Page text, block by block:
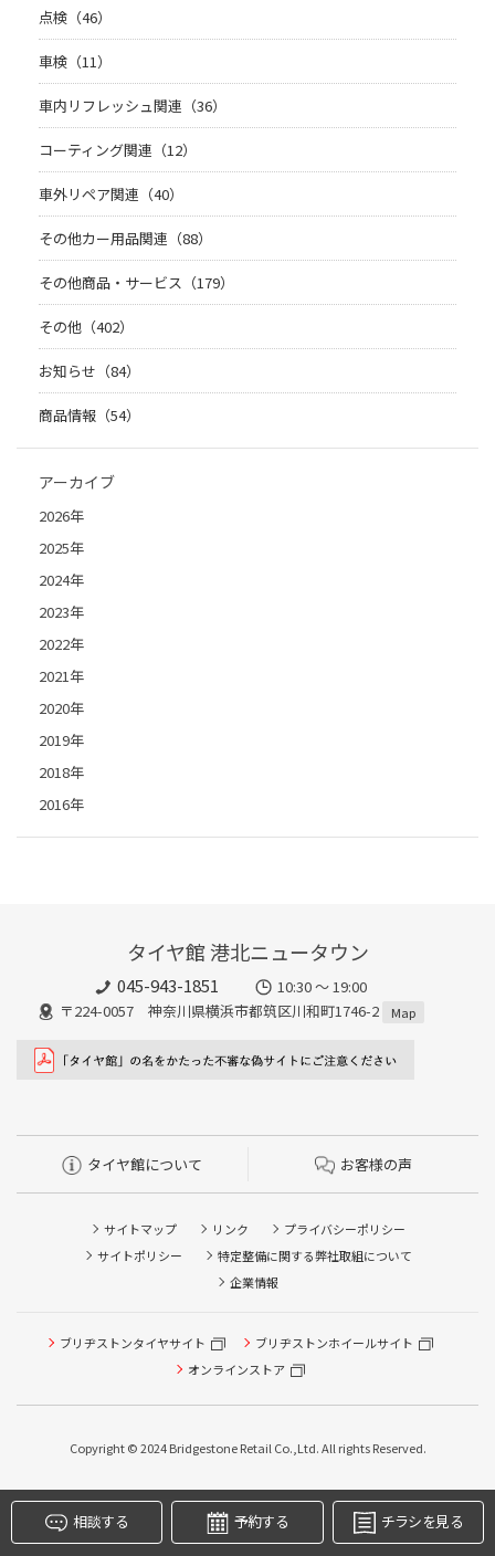
点検（46）
車検（11）
車内リフレッシュ関連（36）
コーティング関連（12）
車外リペア関連（40）
その他カー用品関連（88）
その他商品・サービス（179）
その他（402）
お知らせ（84）
商品情報（54）
アーカイブ
2026年
2025年
2024年
2023年
2022年
2021年
2020年
2019年
2018年
2016年
タイヤ館 港北ニュータウン
045-943-1851
10:30 ～ 19:00
〒224-0057 神奈川県横浜市都筑区川和町1746-2
Map
タイヤ館について お客様の声
サイトマップ リンク
プライバシーポリシー
サイトポリシー
特定整備に関する弊社取組について
企業情報
ブリヂストンタイヤサイト
ブリヂストンホイールサイト
オンラインストア
Copyright © 2024 Bridgestone Retail Co.,Ltd. All rights Reserved.
相談する 予約する チラシを見る
タイヤ点検・安全点検/タイヤ履き替え/オイル交換/その他
ピット作業の予約
本日のタイヤ履き替え順番待ち予約 ※クローク契約会員の